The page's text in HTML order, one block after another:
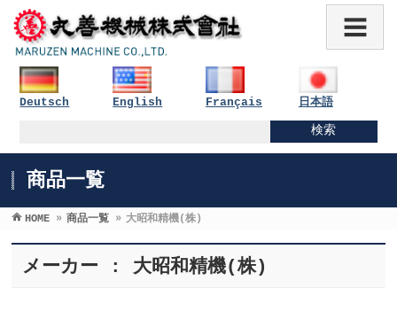
Deutsch English Français 日本語
商品一覧
HOME » 商品一覧 » 大昭和精機(株)
メーカー : 大昭和精機(株)